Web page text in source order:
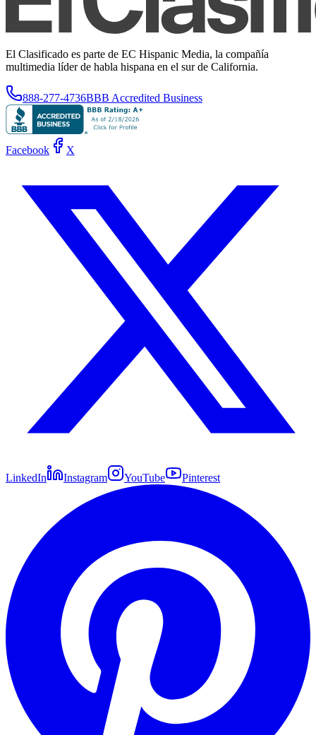
El Clasificado es parte de EC Hispanic Media, la compañía
multimedia líder de habla hispana en el sur de California.
888-277-4736BBB Accredited Business
Facebook X
LinkedIn Instagram YouTube Pinterest